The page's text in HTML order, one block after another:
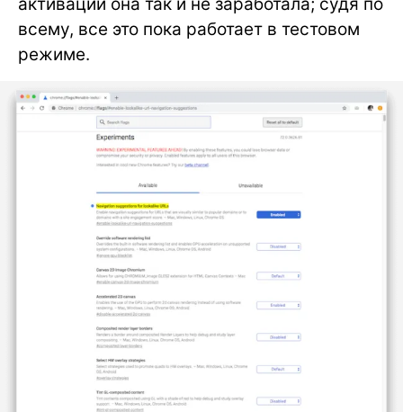
активации она так и не заработала; судя по
всему, все это пока работает в тестовом
режиме.